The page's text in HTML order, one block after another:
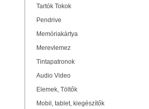
Tartók Tokok
Pendrive
Memóriakártya
Merevlemez
Tintapatronok
Audio Video
Elemek, Töltők
Mobil, tablet, kiegészítők